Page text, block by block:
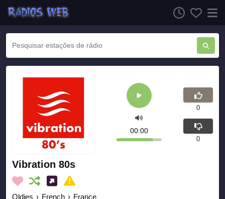
Vibration 80s
Oldies › French › France
00:00
0
0